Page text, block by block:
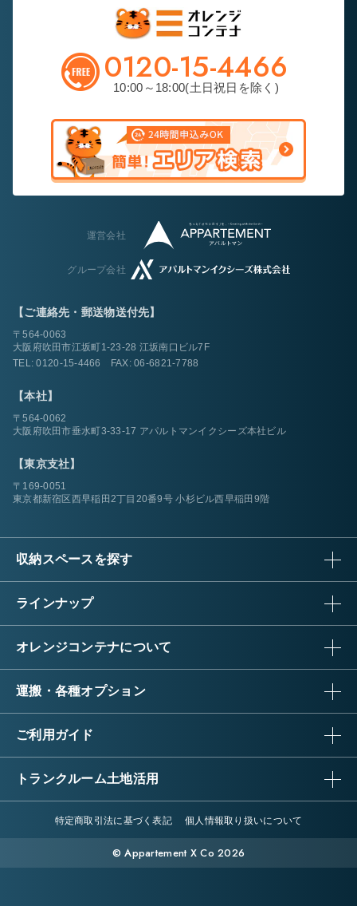
0120-15-4466
10:00～18:00(土日祝日を除く)
運営会社
グループ会社
【ご連絡先・郵送物送付先】
〒564-0063
大阪府吹田市江坂町1-23-28 江坂南口ビル7F
TEL:0120-15-4466 FAX: 06-6821-7788
【本社】
〒564-0062
大阪府吹田市垂水町3-33-17 アパルトマンイクシーズ本社ビル
【東京支社】
〒169-0051
東京都新宿区西早稲田2丁目20番9号 小杉ビル西早稲田9階
収納スペースを探す
ラインナップ
オレンジコンテナについて
運搬・各種オプション
ご利用ガイド
トランクルーム土地活用
特定商取引法に基づく表記 個人情報取り扱いについて
© Appartement X Co 2026